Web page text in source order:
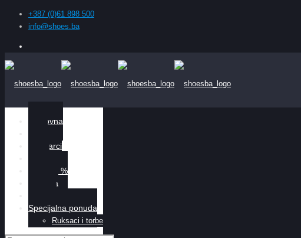
+387 (0)61 898 500
info@shoes.ba
Naslovna
Muškarci
Sniženo %
O nama
Specijalna ponuda
Ruksaci i torbe